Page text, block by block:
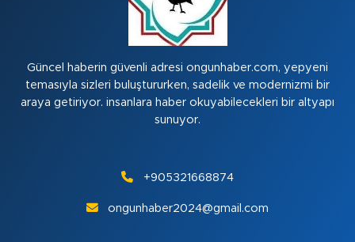
Güncel haberin güvenli adresi ongunhaber.com, yepyeni
temasıyla sizleri buluştururken, sadelik ve modernizmi bir
araya getiriyor. insanlara haber okuyabilecekleri bir altyapı
sunuyor.
+905321668874
ongunhaber2024@gmail.com